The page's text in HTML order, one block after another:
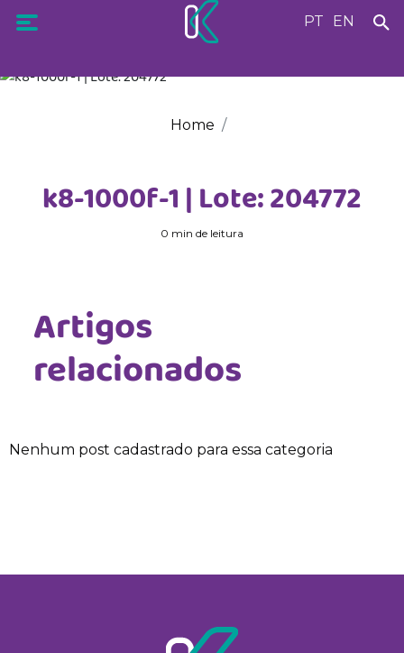
PT EN
Home
k8-1000f-1 | Lote: 204772
0 min de leitura
Artigos
relacionados
Nenhum post cadastrado para essa categoria